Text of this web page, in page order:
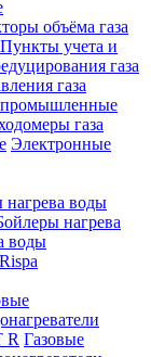
объёма газа
Пункты учета и
газа
газа
промышленные
газа
Электронные
нагрева воды
нагрева
воды
R Газовые